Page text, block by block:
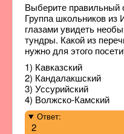
Выберите правильный
Группа школьников из
глазами увидеть
тундры. Какой из
нужно для этого
1) Кавказский
2) Кандалакшский
3) Уссурийский
4) Волжско-Камский
Ответ:
2